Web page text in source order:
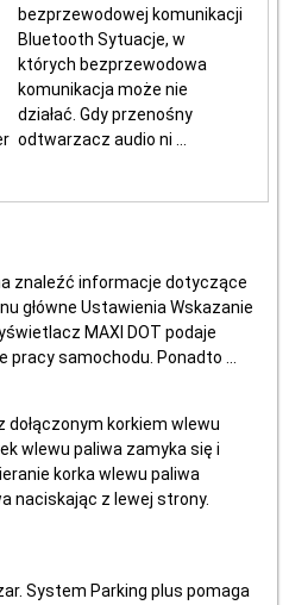
bezprzewodowej komunikacji
Bluetooth Sytuacje, w
których bezprzewodowa
komunikacja może nie
działać. Gdy przenośny
odtwarzacz audio ni ...
znaleźć informacje dotyczące
główne Ustawienia Wskazanie
MAXI DOT podaje
samochodu. Ponadto ...
dołączonym korkiem wlewu
wlewu paliwa zamyka się i
korka wlewu paliwa
naciskając z lewej strony.
System Parking plus pomaga